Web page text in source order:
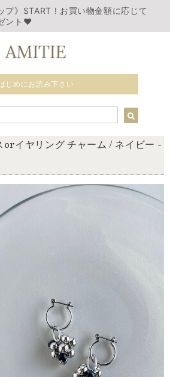
プ》START ! お買い物金額に応じて
ント❤︎
じめにお読み下さい
orイヤリング チャーム / ネイビー -